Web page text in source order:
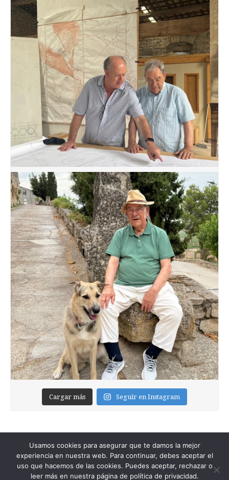
Cargar más Seguir en Instagram
Usamos cookies para asegurar que te damos la mejor
experiencia en nuestra web. Para continuar, debes aceptar el
uso que hacemos de las cookies. Puedes aceptar, rechazar o
leer más en nuestra página de política de privacidad.